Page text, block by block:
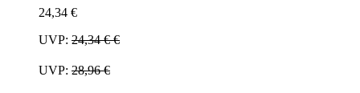
24,34 €
UVP: 24,34 €€
UVP: 28,96 €